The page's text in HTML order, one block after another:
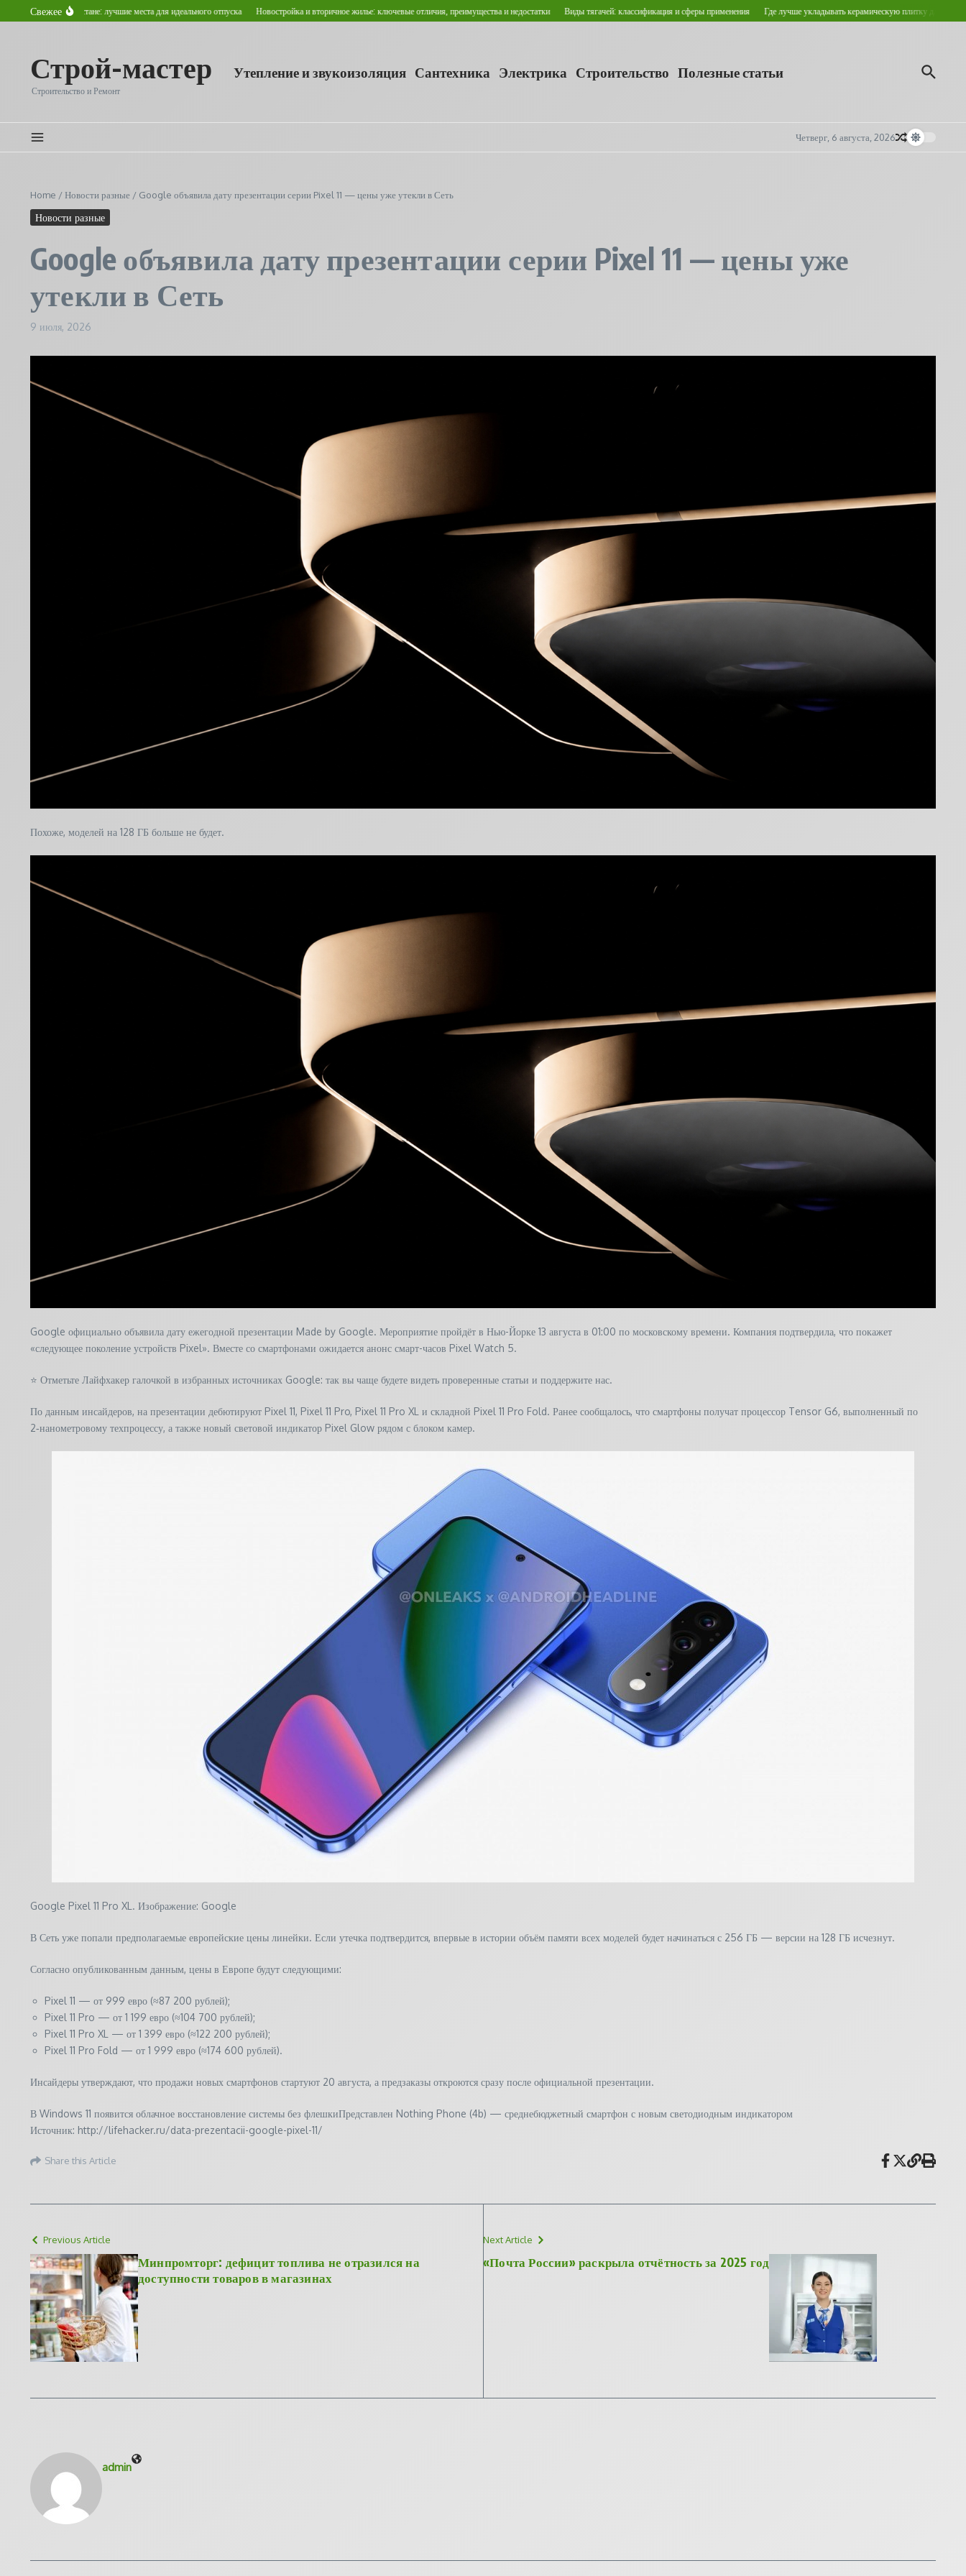
Перейти к содержанию
Свежее
летом в Астане: лучшие места для идеального отпуска Новостройка и вторичное жилье: ключевые отличия, преимущества и недостатки Виды тягачей: классификация и сферы применения Где лучше укладывать керамическую плитку для пола?
Строй-мастер
Строительство и Ремонт
Утепление и звукоизоляция Сантехника Электрика Строительство Полезные статьи
Четверг, 6 августа, 2026
Home /Новости разные / Google объявила дату презентации серии Pixel 11 — цены уже утекли в Сеть
Новости разные
Google объявила дату презентации серии Pixel 11 — цены уже
утекли в Сеть
9 июля, 2026
Похоже, моделей на 128 ГБ больше не будет.
Google официально объявила дату ежегодной презентации Made by Google. Мероприятие пройдёт в Нью-Йорке 13 августа в 01:00 по московскому времени. Компания подтвердила, что покажет
«следующее поколение устройств Pixel». Вместе со смартфонами ожидается анонс смарт-часов Pixel Watch 5.
⭐ Отметьте Лайфхакер галочкой в избранных источниках Google: так вы чаще будете видеть проверенные статьи и поддержите нас.
По данным инсайдеров, на презентации дебютируют Pixel 11, Pixel 11 Pro, Pixel 11 Pro XL и складной Pixel 11 Pro Fold. Ранее сообщалось, что смартфоны получат процессор Tensor G6, выполненный по
2‑нанометровому техпроцессу, а также новый световой индикатор Pixel Glow рядом с блоком камер.
Google Pixel 11 Pro XL. Изображение: Google
В Сеть уже попали предполагаемые европейские цены линейки. Если утечка подтвердится, впервые в истории объём памяти всех моделей будет начинаться с 256 ГБ — версии на 128 ГБ исчезнут.
Согласно опубликованным данным, цены в Европе будут следующими:
Pixel 11 — от 999 евро (≈87 200 рублей);
Pixel 11 Pro — от 1 199 евро (≈104 700 рублей);
Pixel 11 Pro XL — от 1 399 евро (≈122 200 рублей);
Pixel 11 Pro Fold — от 1 999 евро (≈174 600 рублей).
Инсайдеры утверждают, что продажи новых смартфонов стартуют 20 августа, а предзаказы откроются сразу после официальной презентации.
В Windows 11 появится облачное восстановление системы без флешкиПредставлен Nothing Phone (4b) — среднебюджетный смартфон с новым светодиодным индикатором
Источник: http://lifehacker.ru/data-prezentacii-google-pixel-11/
Share this Article
Previous Article
Минпромторг: дефицит топлива не отразился на
доступности товаров в магазинах
Next Article
«Почта России» раскрыла отчётность за 2025 год
admin